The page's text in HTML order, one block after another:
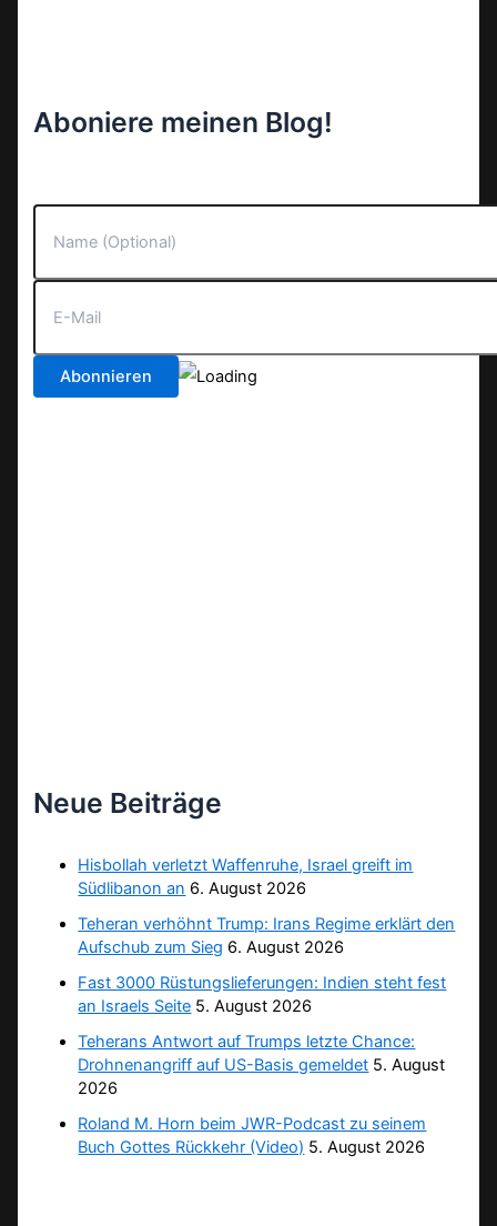
Aboniere meinen Blog!
Neue Beiträge
Hisbollah verletzt Waffenruhe, Israel greift im
Südlibanon an 6. August 2026
Teheran verhöhnt Trump: Irans Regime erklärt den
Aufschub zum Sieg 6. August 2026
Fast 3000 Rüstungslieferungen: Indien steht fest
an Israels Seite 5. August 2026
Teherans Antwort auf Trumps letzte Chance:
Drohnenangriff auf US-Basis gemeldet 5. August
2026
Roland M. Horn beim JWR-Podcast zu seinem
Buch Gottes Rückkehr (Video) 5. August 2026